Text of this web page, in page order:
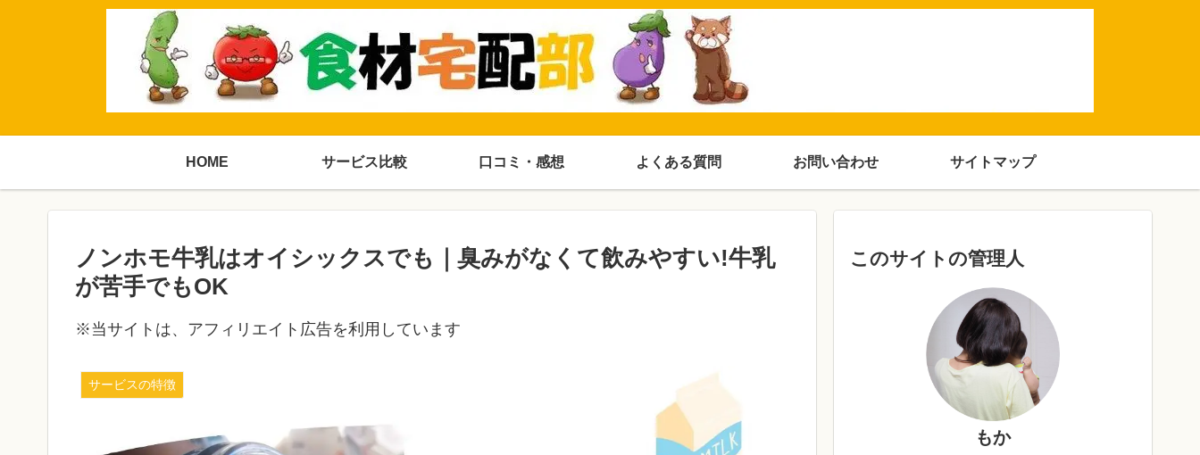
HOME サービス比較 口コミ・感想 よくある質問 お問い合わせ サイトマップ
ノンホモ牛乳はオイシックスでも｜臭みがなくて飲みやすい!牛乳
が苦手でもOK
※当サイトは、アフィリエイト広告を利用しています
サービスの特徴
このサイトの管理人
もか